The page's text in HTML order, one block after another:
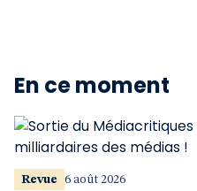
En ce moment
Revue 6 août 2026